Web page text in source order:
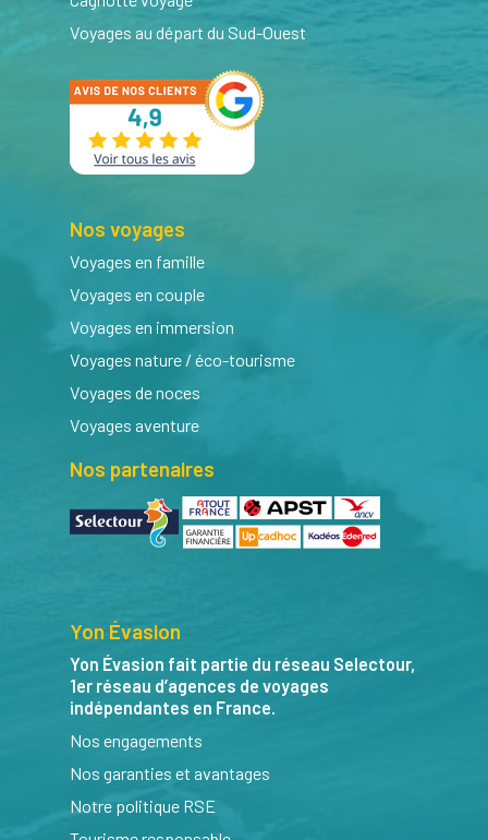
Voyages au départ du Sud-Ouest
Nos voyages
Voyages en famille
Voyages en couple
Voyages en immersion
Voyages nature / éco-tourisme
Voyages de noces
Voyages aventure
Nos partenaires
Yon Évasion
Yon Évasion fait partie du réseau Selectour,
1er réseau d’agences de voyages
indépendantes en France.
Nos engagements
Nos garanties et avantages
Notre politique RSE